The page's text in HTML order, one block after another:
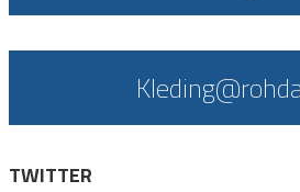
TWITTER